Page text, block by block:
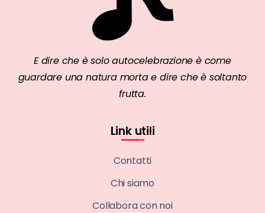
E dire che è solo autocelebrazione è come
guardare una natura morta e dire che è soltanto
frutta.
Link utili
Contatti
Chi siamo
Collabora con noi